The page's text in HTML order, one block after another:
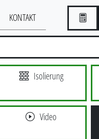
KONTAKT
Isolierung
Video